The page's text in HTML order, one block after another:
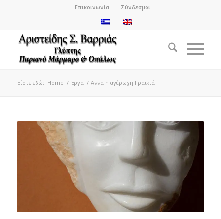
Επικοινωνία Σύνδεσμοι
Είστε εδώ: Home / Έργα / Άννα η αγέρωχη Γραικιά